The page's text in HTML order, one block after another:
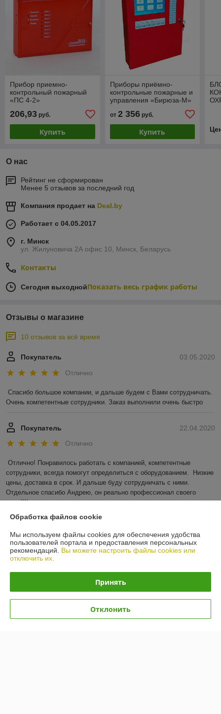
Прибор приемно-
контрольный пожарный
«ПС 4-2»
206,93 руб.
Купить
Приборы приёмно-
контрольные пожарные и
управления «Бирюза-М»
от 2 356руб.
Купить
О нас
Рейтинг не сформирован
Менее 5 отзывов за последний год
Компания продает на Deal.by
Работает с 04.05.2017
г. Минск
ул. Жилуновича 2А офис 10, Минск, Беларусь
Контакты
Сегодня выходнойПоказать весь график работы
Отзывы о магазине
10 отзывов за всё время
03.05.2020
Покупатель
Отлично
Спасибо большое компании, и дальше будем с Вами сотрудничать.
Очень компетентные сотрудники. Заказ выполнили очень быстро
22.04.2020
Покупатель
Отлично
Отлично! Понравилось работать с компанией, компетентные
сотрудники, всегда помогут определиться с оборудованием.  Низкие
цены, доставка в срок. И дальше буду сотрудничать с ними.
Отдельное спасибо Андрею, он реально профессионал своего
дела))))
Показать все отзывы
О нас
Доставка и оплата
Обработка файлов cookie
Мы используем файлы cookies для обеспечения удобства
пользователей портала и предоставления персональных
рекомендаций. Вы можете настроить файлы cookies или
отключить их.
Принять
Отклонить